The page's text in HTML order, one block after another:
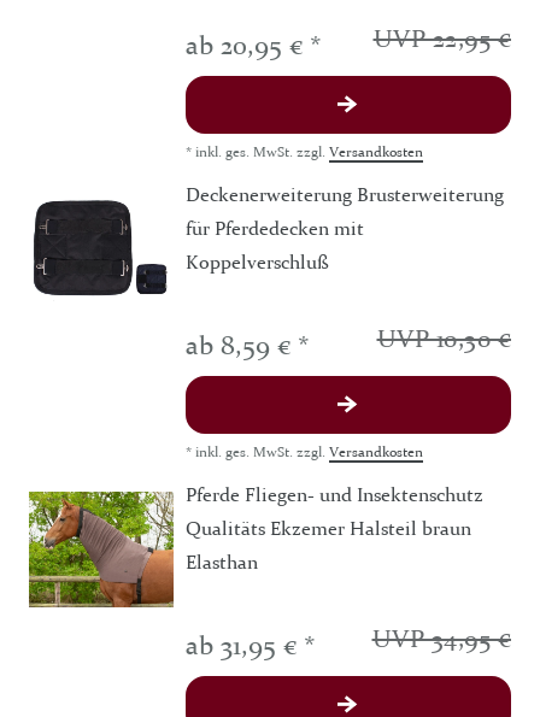
UVP 22,95 €
ab 20,95 € *
* inkl. ges. MwSt. zzgl. Versandkosten
Deckenerweiterung Brusterweiterung
für Pferdedecken mit
Koppelverschluß
UVP 10,30 €
ab 8,59 € *
* inkl. ges. MwSt. zzgl. Versandkosten
Pferde Fliegen- und Insektenschutz
Qualitäts Ekzemer Halsteil braun
Elasthan
UVP 34,95 €
ab 31,95 € *